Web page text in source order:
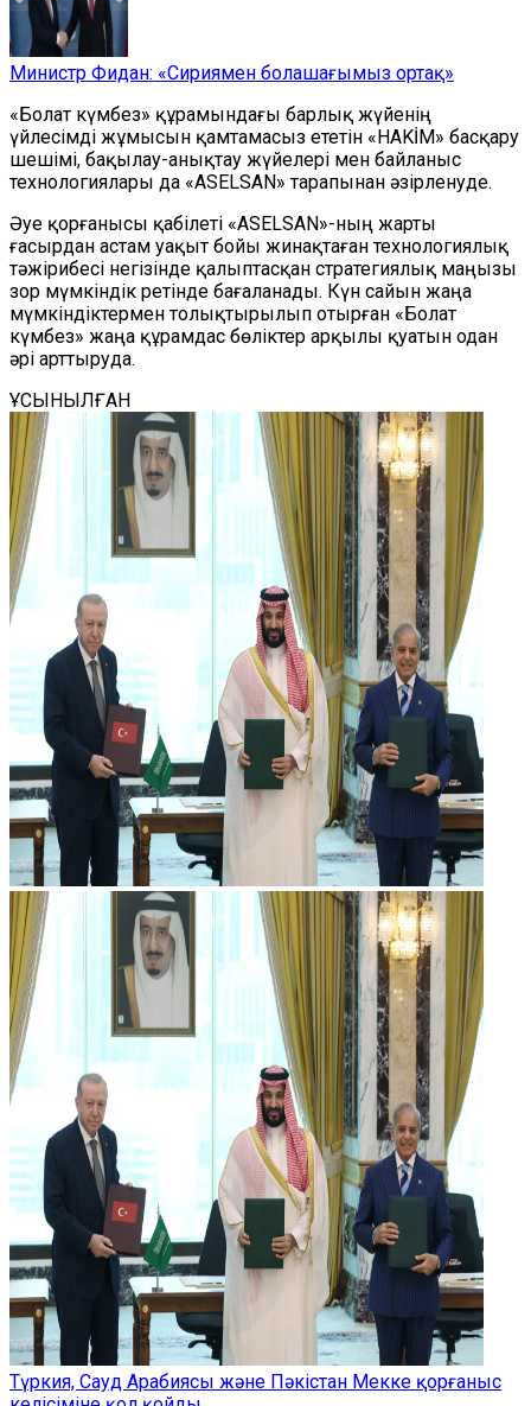
Министр Фидан: «Сириямен болашағымыз ортақ»
«Болат күмбез» құрамындағы барлық жүйенің
үйлесімді жұмысын қамтамасыз ететін «HAKİM» басқару
шешімі, бақылау-анықтау жүйелері мен байланыс
технологиялары да «ASELSAN» тарапынан әзірленуде.
Әуе қорғанысы қабілеті «ASELSAN»-ның жарты
ғасырдан астам уақыт бойы жинақтаған технологиялық
тәжірибесі негізінде қалыптасқан стратегиялық маңызы
зор мүмкіндік ретінде бағаланады. Күн сайын жаңа
мүмкіндіктермен толықтырылып отырған «Болат
күмбез» жаңа құрамдас бөліктер арқылы қуатын одан
әрі арттыруда.
ҰСЫНЫЛҒАН
Түркия, Сауд Арабиясы және Пәкістан Мекке қорғаныс